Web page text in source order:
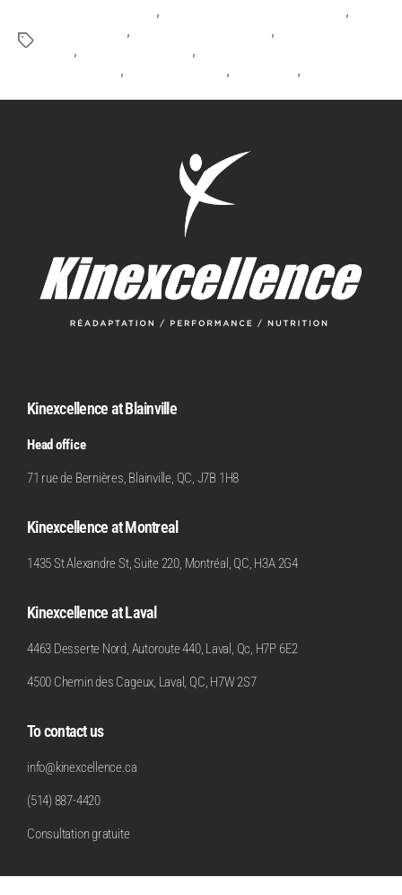
,
,
, ,
, ,
, , ,
Kinexcellence at Blainville
Head office
71 rue de Bernières, Blainville, QC, J7B 1H8
Kinexcellence at Montreal
1435 St Alexandre St, Suite 220, Montréal, QC, H3A 2G4
Kinexcellence at Laval
4463 Desserte Nord, Autoroute 440, Laval, Qc, H7P 6E2
4500 Chemin des Cageux, Laval, QC, H7W 2S7
To contact us
info@kinexcellence.ca
(514) 887-4420
Consultation gratuite